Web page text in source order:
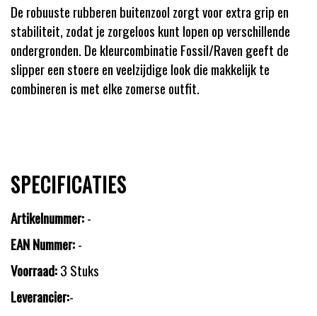
De robuuste rubberen buitenzool zorgt voor extra grip en
stabiliteit, zodat je zorgeloos kunt lopen op verschillende
ondergronden. De kleurcombinatie Fossil/Raven geeft de
slipper een stoere en veelzijdige look die makkelijk te
combineren is met elke zomerse outfit.
SPECIFICATIES
Artikelnummer:-
EAN Nummer:-
Voorraad:3 Stuks
Leverancier:-